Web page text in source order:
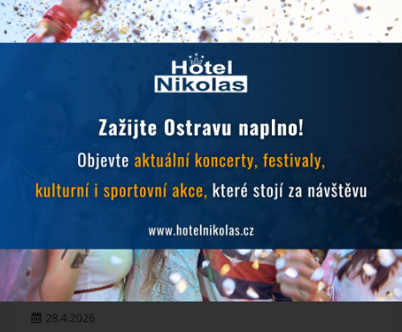
Rezervace ubytování
NOVINKY
Objevujte Ostravu během svého pobytu
24.6.2026
Prodlužujeme snídaně během hudebních festivalů
10.6.2026
Zlatá tretra 2026
28.4.2026